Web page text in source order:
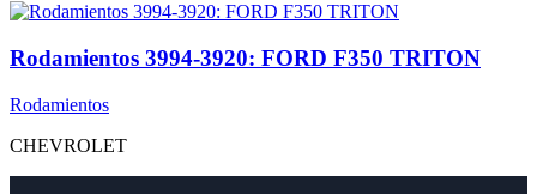
Rodamientos 3994-3920: FORD F350 TRITON
Rodamientos
CHEVROLET